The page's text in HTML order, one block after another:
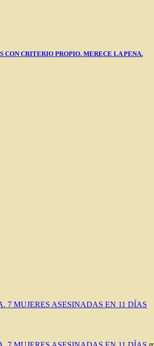
CON CRITERIO PROPIO. MERECE LA PENA.
7 MUJERES ASESINADAS EN 11 DÍAS